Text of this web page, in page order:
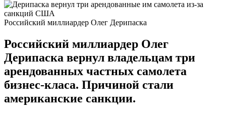
Российский миллиардер Олег Дерипаска
Российский миллиардер Олег
Дерипаска вернул владельцам три
арендованных частных самолета
бизнес-класа. Причиной стали
американские санкции.